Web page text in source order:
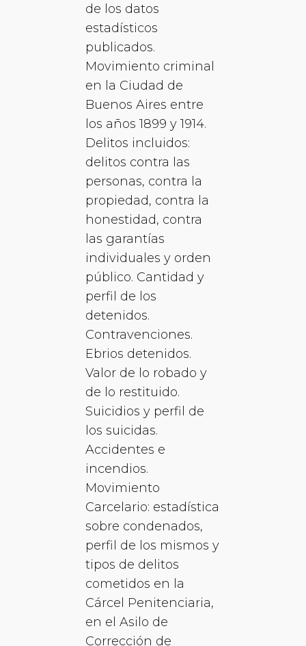
de los datos
estadísticos
publicados.
Movimiento criminal
en la Ciudad de
Buenos Aires entre
los años 1899 y 1914.
Delitos incluidos:
delitos contra las
personas, contra la
propiedad, contra la
honestidad, contra
las garantías
individuales y orden
público. Cantidad y
perfil de los
detenidos.
Contravenciones.
Ebrios detenidos.
Valor de lo robado y
de lo restituido.
Suicidios y perfil de
los suicidas.
Accidentes e
incendios.
Movimiento
Carcelario: estadística
sobre condenados,
perfil de los mismos y
tipos de delitos
cometidos en la
Cárcel Penitenciaria,
en el Asilo de
Corrección de